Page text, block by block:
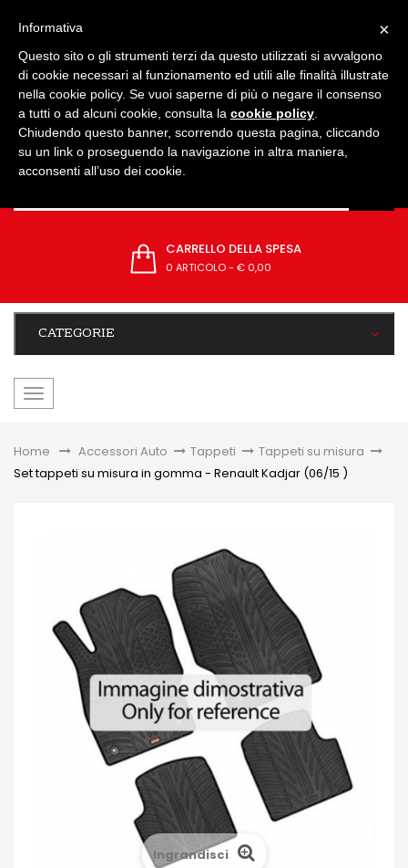
CARRELLO DELLA SPESA
0 ARTICOLO- € 0,00
CATEGORIE
navigazione
Home &gt;Accessori Auto > Tappeti > Tappeti su misura >
Set tappeti su misura in gomma - Renault Kadjar (06/15 )
Ingrandisci
×
Informativa
Questo sito o gli strumenti terzi da questo utilizzati si avvalgono
di cookie necessari al funzionamento ed utili alle finalità illustrate
nella cookie policy. Se vuoi saperne di più o negare il consenso
a tutti o ad alcuni cookie, consulta la cookie policy
Chiudendo questo banner, scorrendo questa pagina, cliccando
su un link o proseguendo la navigazione in altra maniera,
acconsenti all’uso dei cookie.